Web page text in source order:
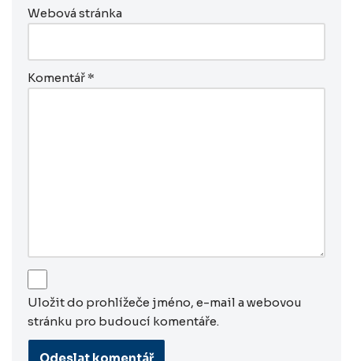
Webová stránka
Komentář *
Uložit do prohlížeče jméno, e-mail a webovou
stránku pro budoucí komentáře.